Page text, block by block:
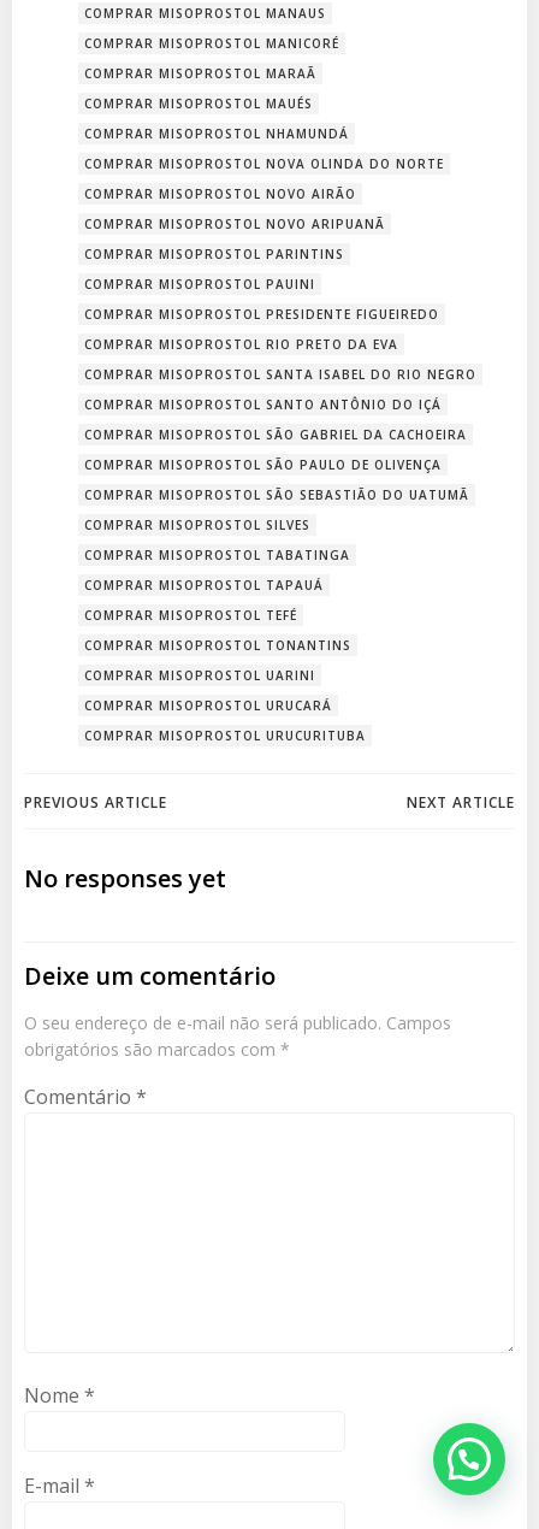
COMPRAR MISOPROSTOL MANAUS
COMPRAR MISOPROSTOL MANICORÉ
COMPRAR MISOPROSTOL MARAÃ
COMPRAR MISOPROSTOL MAUÉS
COMPRAR MISOPROSTOL NHAMUNDÁ
COMPRAR MISOPROSTOL NOVA OLINDA DO NORTE
COMPRAR MISOPROSTOL NOVO AIRÃO
COMPRAR MISOPROSTOL NOVO ARIPUANÃ
COMPRAR MISOPROSTOL PARINTINS
COMPRAR MISOPROSTOL PAUINI
COMPRAR MISOPROSTOL PRESIDENTE FIGUEIREDO
COMPRAR MISOPROSTOL RIO PRETO DA EVA
COMPRAR MISOPROSTOL SANTA ISABEL DO RIO NEGRO
COMPRAR MISOPROSTOL SANTO ANTÔNIO DO IÇÁ
COMPRAR MISOPROSTOL SÃO GABRIEL DA CACHOEIRA
COMPRAR MISOPROSTOL SÃO PAULO DE OLIVENÇA
COMPRAR MISOPROSTOL SÃO SEBASTIÃO DO UATUMÃ
COMPRAR MISOPROSTOL SILVES
COMPRAR MISOPROSTOL TABATINGA
COMPRAR MISOPROSTOL TAPAUÁ
COMPRAR MISOPROSTOL TEFÉ
COMPRAR MISOPROSTOL TONANTINS
COMPRAR MISOPROSTOL UARINI
COMPRAR MISOPROSTOL URUCARÁ
COMPRAR MISOPROSTOL URUCURITUBA
Navegação
de
PREVIOUS ARTICLE
Navegação
NEXT ARTICLE
No responses yet
Deixe um comentário
O seu endereço de e-mail não será publicado. Campos
obrigatórios são marcados com *
Comentário *
Nome *
E-mail *